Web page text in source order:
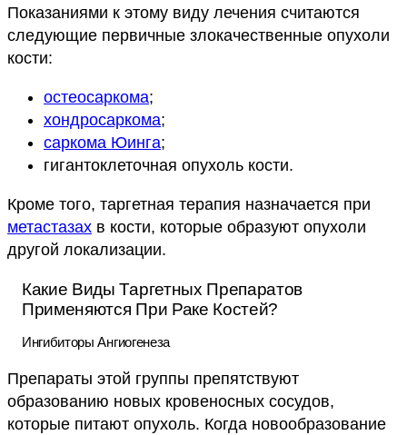
Показаниями к этому виду лечения считаются
следующие первичные злокачественные опухоли
кости:
остеосаркома;
хондросаркома;
саркома Юинга;
гигантоклеточная опухоль кости.
Кроме того, таргетная терапия назначается при
метастазах в кости, которые образуют опухоли
другой локализации.
Какие Виды Таргетных Препаратов
Применяются При Раке Костей?
Ингибиторы Ангиогенеза
Препараты этой группы препятствуют
образованию новых кровеносных сосудов,
которые питают опухоль. Когда новообразование